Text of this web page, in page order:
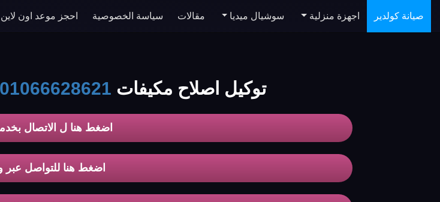
صيانة كولدير اجهزة منزلية سوشيال ميديا مقالات سياسة الخصوصية احجز موعد اون لاين
توكيل اصلاح مكيفات koldair 01066628621
اضغط هنا ل الاتصال
اضغط هنا للتواصل عبر